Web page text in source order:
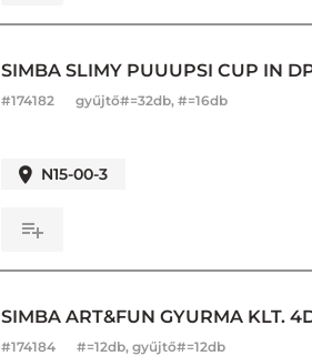
SIMBA SLIMY PUUUPSI CUP IN
#174182 gyűjtő#=32db, #=16db
N15-00-3
SIMBA ART&FUN GYURMA KLT.
#174184 #=12db, gyűjtő#=12db